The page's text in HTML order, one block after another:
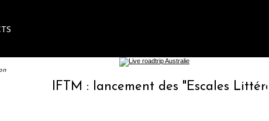
IFTM : lancement des "Escales Littéraires",